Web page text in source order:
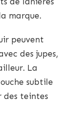
marque.
peuvent
des jupes,
La
subtile
des teintes